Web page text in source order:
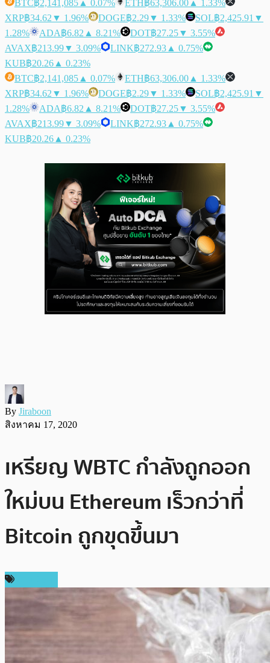
BTC฿2,141,085 ▲ 0.07% ETH฿63,306.00 ▲ 1.33%
XRP฿34.62 ▼ 1.96% DOGE฿2.29▼ 1.33% SOL฿2,425.91 ▼
1.28%
ADA฿6.82 ▲ 8.21% DOT฿27.25▼ 3.55%
AVAX฿213.99▼ 3.09% LINK฿272.93 ▲ 0.75%
KUB฿20.26 ▲ 0.23%
BTC฿2,141,085 ▲ 0.07% ETH฿63,306.00 ▲ 1.33%
XRP฿34.62 ▼ 1.96% DOGE฿2.29▼ 1.33% SOL฿2,425.91 ▼
1.28%
ADA฿6.82 ▲ 8.21% DOT฿27.25▼ 3.55%
AVAX฿213.99▼ 3.09% LINK฿272.93 ▲ 0.75%
KUB฿20.26 ▲ 0.23%
By Jiraboon
สิงหาคม 17, 2020
เหรียญ WBTC กำลังถูกออก
ใหม่บน Ethereum เร็วกว่าที่
Bitcoin ถูกขุดขึ้นมา